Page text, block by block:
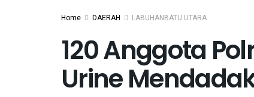
Home DAERAH LABUHANBATU UTARA
120 Anggota
Urine